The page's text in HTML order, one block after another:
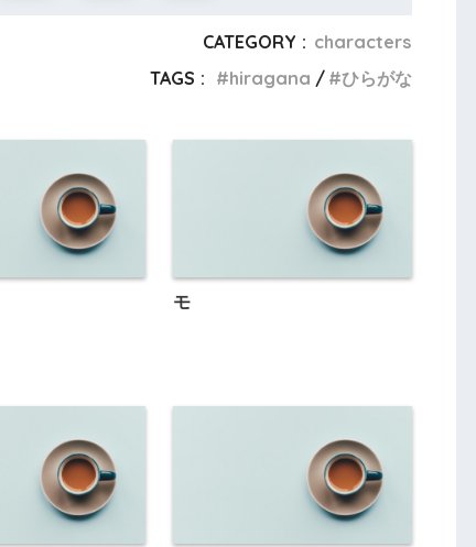
CATEGORY : characters
TAGS :
hiragana ひらがな
モ